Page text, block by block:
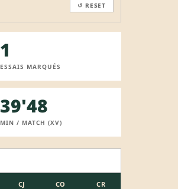
↺ RESET
1
ESSAIS MARQUÉS
39'48
MIN / MATCH (XV)
CJ CO CR